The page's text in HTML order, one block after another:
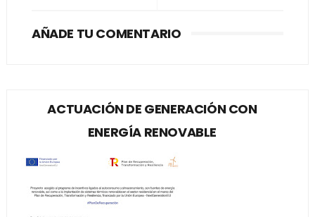
AÑADE TU COMENTARIO
ACTUACIÓN DE GENERACIÓN CON
ENERGÍA RENOVABLE